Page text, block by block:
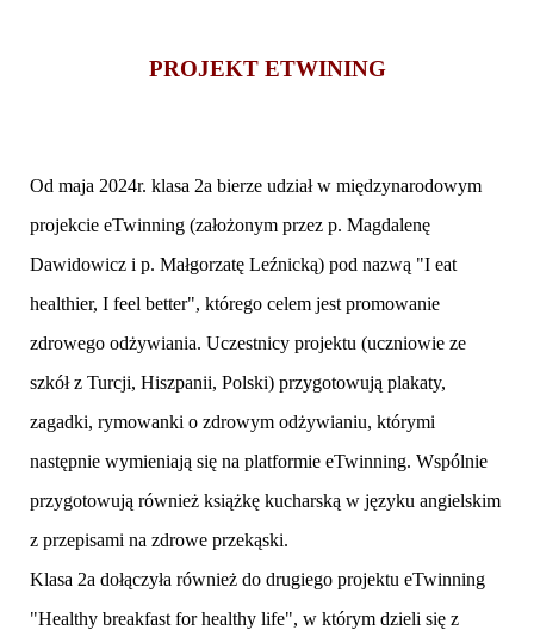
PROJEKT ETWINING
Od maja 2024r. klasa 2a bierze udział w międzynarodowym
projekcie eTwinning (założonym przez p. Magdalenę
Dawidowicz i p. Małgorzatę Leźnicką) pod nazwą "I eat
healthier, I feel better", którego celem jest promowanie
zdrowego odżywiania. Uczestnicy projektu (uczniowie ze
szkół z Turcji, Hiszpanii, Polski) przygotowują plakaty,
zagadki, rymowanki o zdrowym odżywianiu, którymi
następnie wymieniają się na platformie eTwinning. Wspólnie
przygotowują również książkę kucharską w języku angielskim
z przepisami na zdrowe przekąski.
Klasa 2a dołączyła również do drugiego projektu eTwinning
"Healthy breakfast for healthy life", w którym dzieli się z